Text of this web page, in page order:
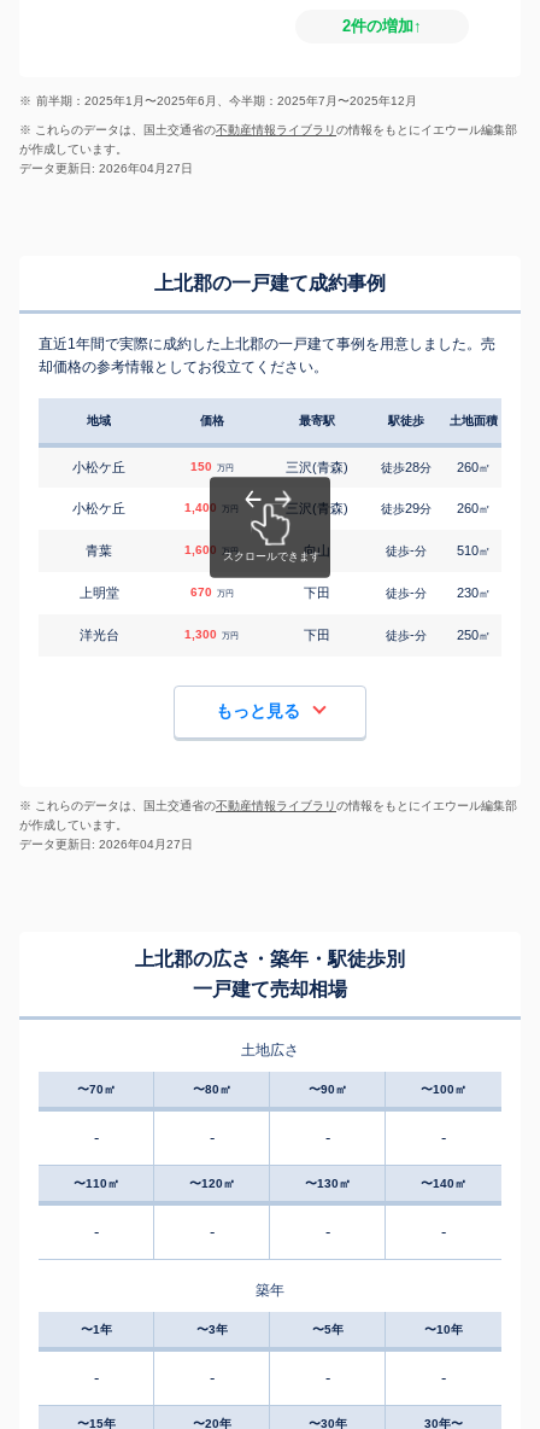
2件の増加↑
※ 前半期：2025年1月〜2025年6月、今半期：2025年7月〜2025年12月
※ これらのデータは、国土交通省の不動産情報ライブラリの情報をもとにイエウール編集部
が作成しています。
データ更新日: 2026年04月27日
上北郡の一戸建て成約事例
直近1年間で実際に成約した上北郡の一戸建て事例を用意しました。売
却価格の参考情報としてお役立てください。
地域 価格 最寄駅 駅徒歩 土地面積
小松ケ丘 150 万円 三沢(青森) 徒歩28分 260㎡
小松ケ丘 1,400 万円 三沢(青森) 徒歩29分 260㎡
青葉 1,600 万円 向山 徒歩-分 510㎡
上明堂 670 万円 下田 徒歩-分 230㎡
洋光台 1,300 万円 下田 徒歩-分 250㎡
もっと見る
※ これらのデータは、国土交通省の不動産情報ライブラリの情報をもとにイエウール編集部
が作成しています。
データ更新日: 2026年04月27日
上北郡の広さ・築年・駅徒歩別
一戸建て売却相場
土地広さ
〜70㎡ 〜80㎡ 〜90㎡ 〜100㎡
- - - -
〜110㎡ 〜120㎡ 〜130㎡ 〜140㎡
- - - -
築年
〜1年 〜3年 〜5年 〜10年
- - - -
〜15年 〜20年 〜30年 30年〜